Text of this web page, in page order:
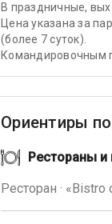
В праздничные,
Цена указана за
(более 7 суток).
Командировочным
Ориентиры
Рестораны и
Ресторан · «Bistro